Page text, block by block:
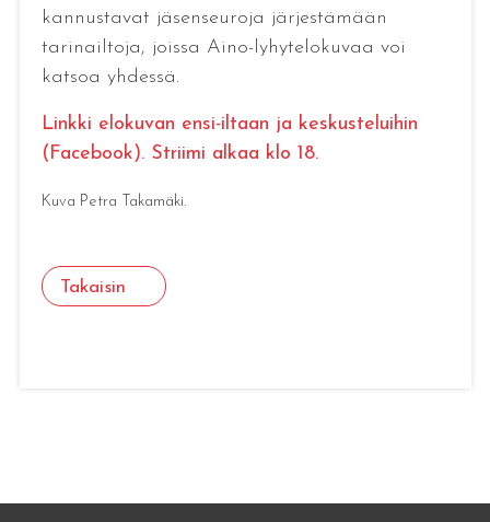
kannustavat jäsenseuroja järjestämään
tarinailtoja, joissa Aino-lyhytelokuvaa voi
katsoa yhdessä.
Linkki elokuvan ensi-iltaan ja keskusteluihin
(Facebook). Striimi alkaa klo 18.
Kuva Petra Takamäki.
Takaisin